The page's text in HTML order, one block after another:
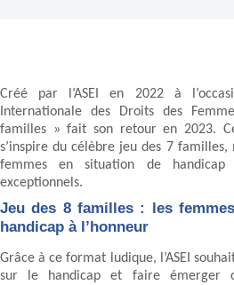
Créé par l’ASEI en 2022 à
Internationale des Droits des
familles » fait son retour en 2023.
s’inspire du célèbre jeu des 7 familles,
femmes en situation de
exceptionnels.
Jeu des 8 familles : les
handicap à l’honneur
Grâce à ce format ludique, l’ASEI
sur le handicap et faire émerger